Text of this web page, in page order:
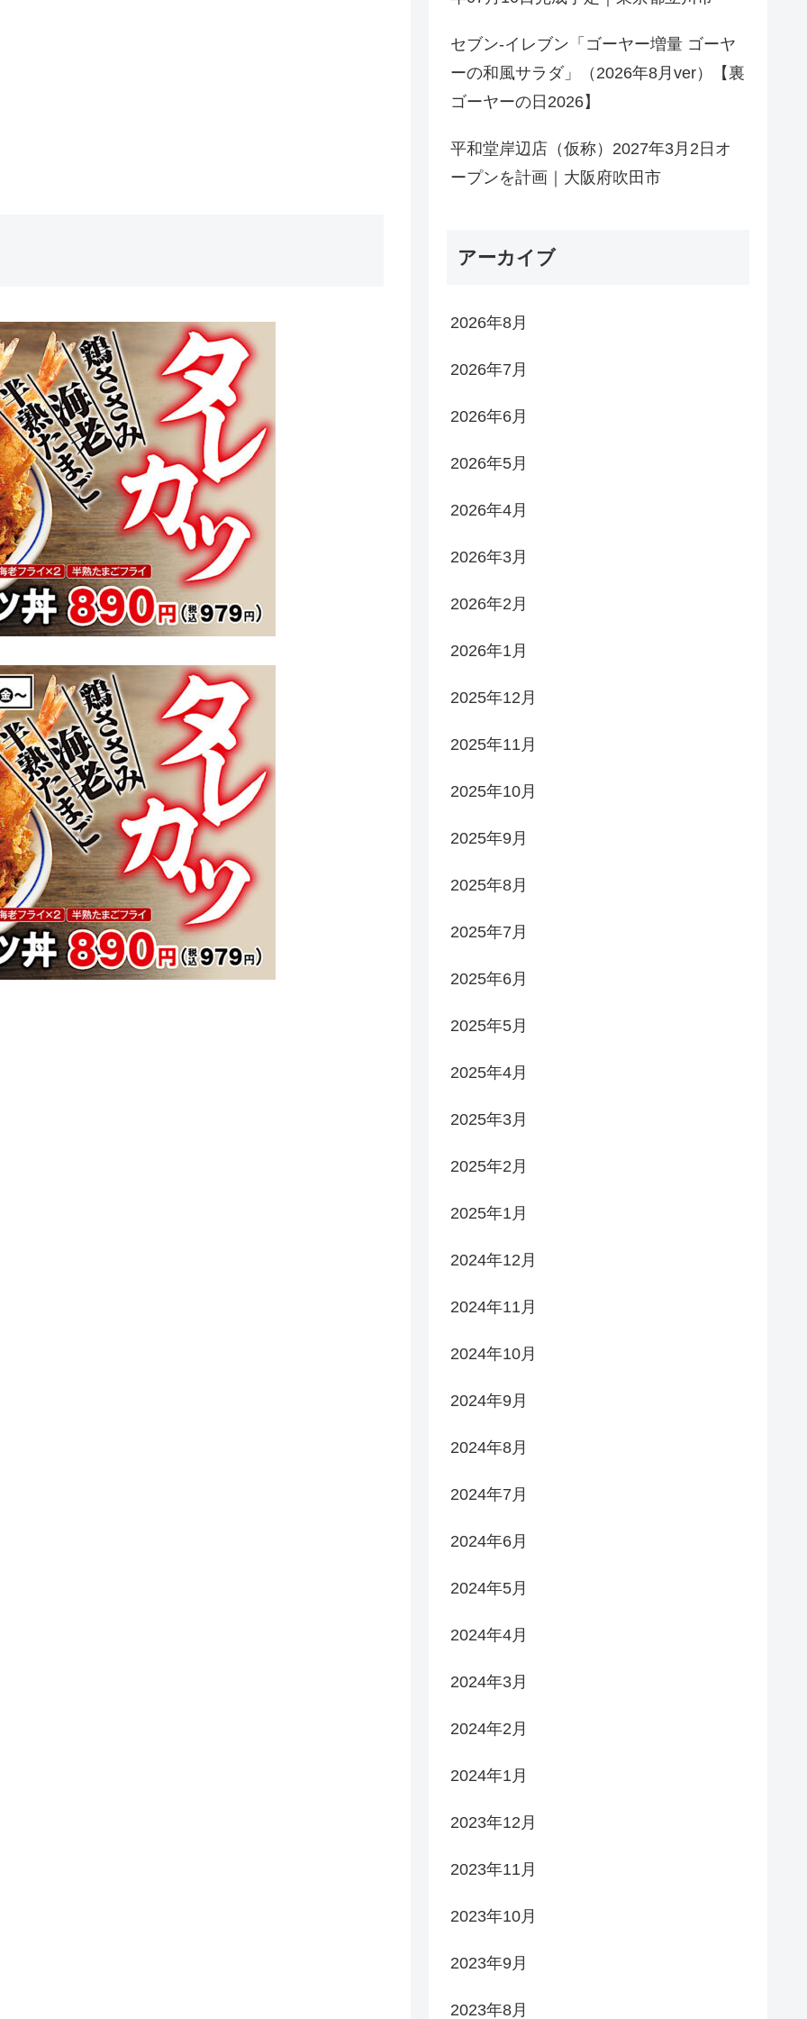
セブン-イレブン「ゴーヤー増量 ゴーヤ
ーの和風サラダ」（2026年8月ver）【裏
ゴーヤーの日2026】
平和堂岸辺店（仮称）2027年3月2日オ
ープンを計画｜大阪府吹田市
アーカイブ
2026年8月
2026年7月
2026年6月
2026年5月
2026年4月
2026年3月
2026年2月
2026年1月
2025年12月
2025年11月
2025年10月
2025年9月
2025年8月
2025年7月
2025年6月
2025年5月
2025年4月
2025年3月
2025年2月
2025年1月
2024年12月
2024年11月
2024年10月
2024年9月
2024年8月
2024年7月
2024年6月
2024年5月
2024年4月
2024年3月
2024年2月
2024年1月
2023年12月
2023年11月
2023年10月
2023年9月
2023年8月